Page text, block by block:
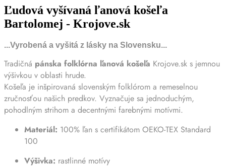
Ľudová vyšívaná ľanová košeľa
Bartolomej - Krojove.sk
...Vyrobená a vyšitá z lásky na Slovensku...
Tradičná pánska folklórna ľanová košeľa Krojove.sk s jemnou
výšivkou v oblasti hrude.
Košeľa je inšpirovaná slovenským folklórom a remeselnou
zručnosťou našich predkov. Vyznačuje sa jednoduchým,
pohodlným strihom a decentnými farebnými motívmi.
Materiál: 100% ľan s certifikátom OEKO-TEX Standard
100
Výšivka: rastlinné motívy